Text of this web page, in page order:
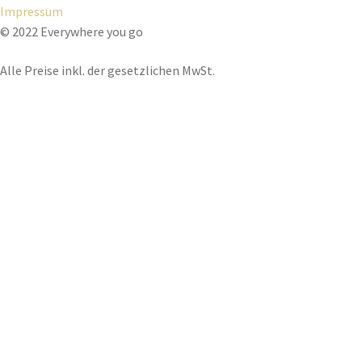
Impressum
© 2022 Everywhere you go
Alle Preise inkl. der gesetzlichen MwSt.